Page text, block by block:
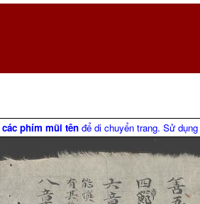
các phím mũi tên để di chuyển trang. Sử dụng